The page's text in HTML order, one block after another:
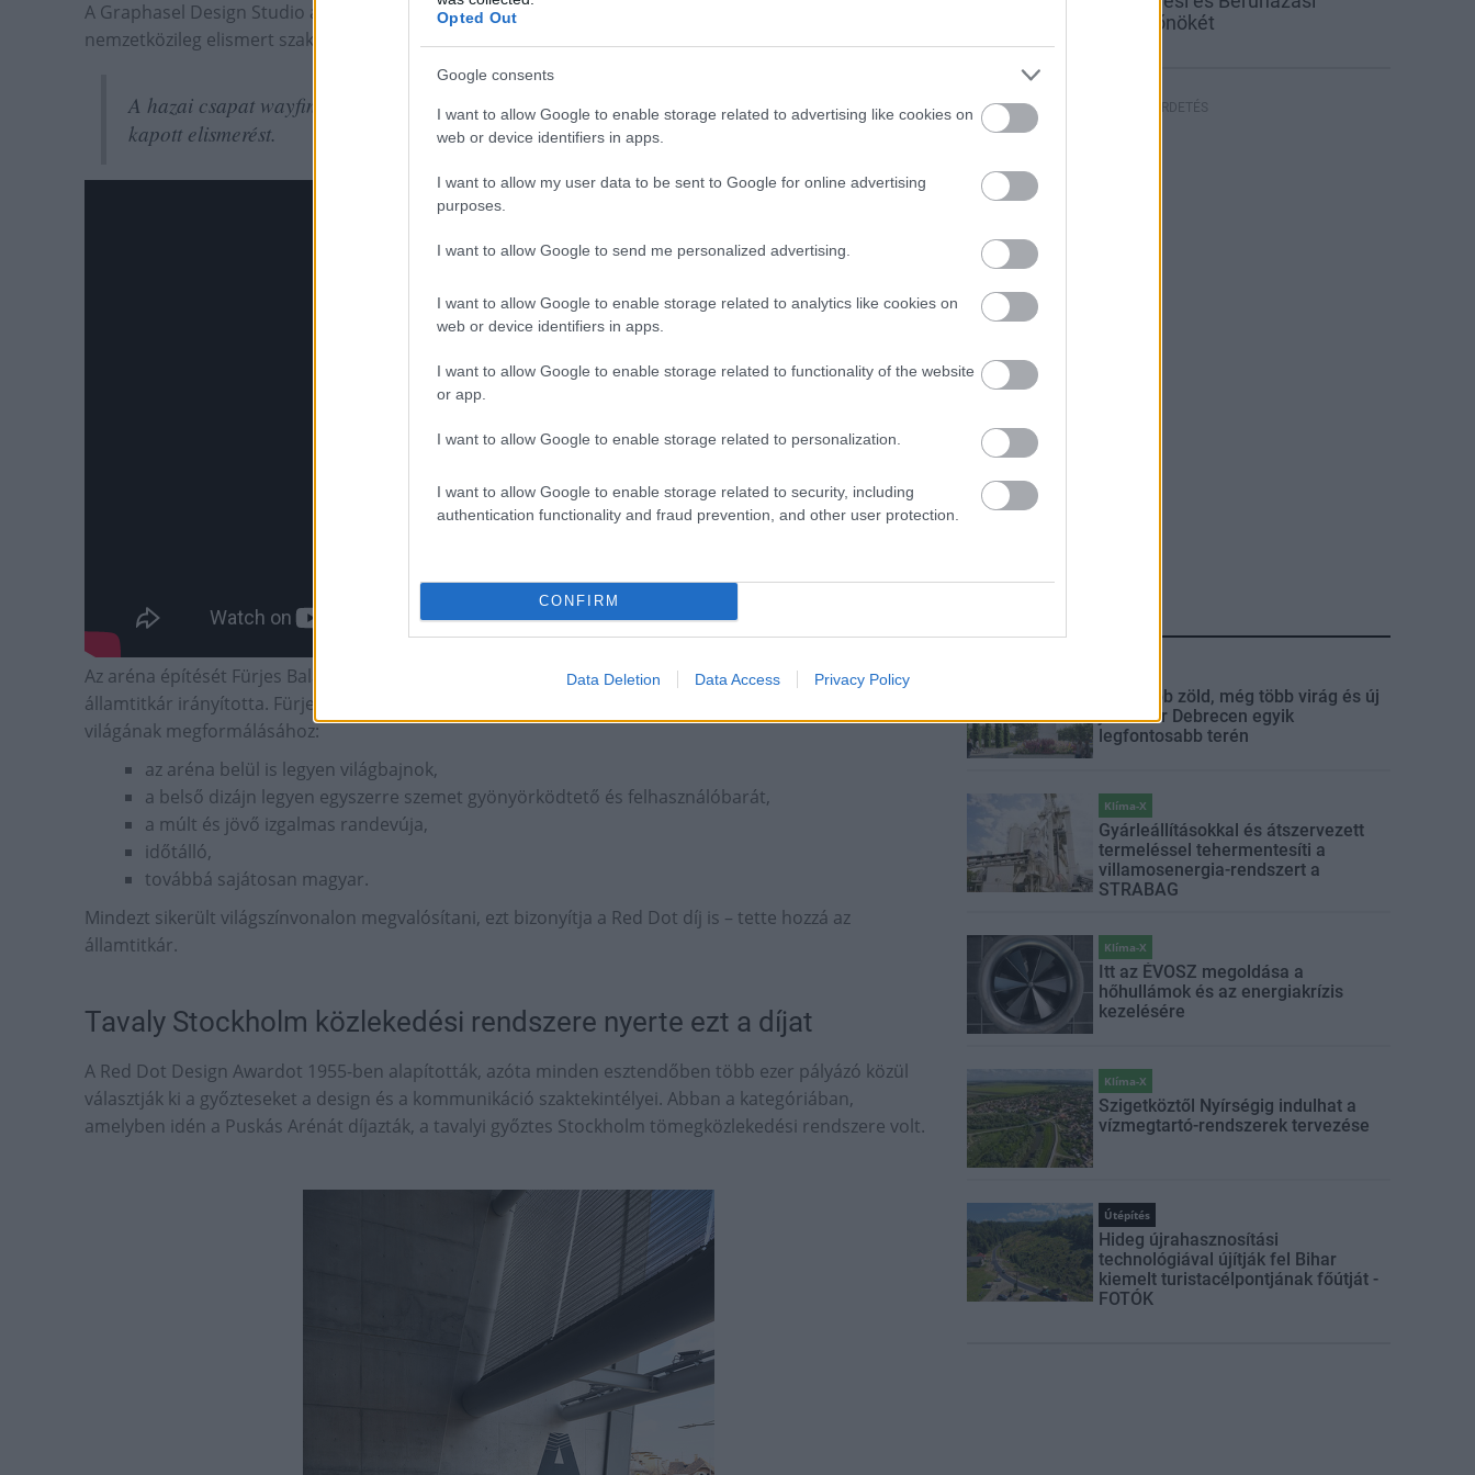
Opted Out
Google consents
I want to allow Google to enable storage related to advertising like cookies on
web or device identifiers in apps.
I want to allow my user data to be sent to Google for online advertising
purposes.
I want to allow Google to send me personalized advertising.
I want to allow Google to enable storage related to analytics like cookies on
web or device identifiers in apps.
I want to allow Google to enable storage related to functionality of the website
or app.
I want to allow Google to enable storage related to personalization.
I want to allow Google to enable storage related to security, including
authentication functionality and fraud prevention, and other user protection.
CONFIRM
Data Deletion Data Access Privacy Policy
A Graphasel Design Studio az ideivel együtt zsinórban harmadjára kapta meg a huszonnégy tagú,
nemzetközileg elismert szaktekintélyekből álló zsűri elismerését.
A hazai csapat wayfinding kategóriában nyert, ahol magyar alkotó eddig még nem
kapott elismerést.
Az aréna építését Fürjes Balázs kormánybiztos, Budapest és az agglomeráció fejlesztéséért felelős
államtitkár irányította. Fürjes Balázs elmondta, öt szempontot adtak a tervezőknek az aréna belső
világának megformálásához:
az aréna belül is legyen világbajnok,
a belső dizájn legyen egyszerre szemet gyönyörködtető és felhasználóbarát,
a múlt és jövő izgalmas randevúja,
időtálló,
továbbá sajátosan magyar.
Mindezt sikerült világszínvonalon megvalósítani, ezt bizonyítja a Red Dot díj is – tette hozzá az
államtitkár.
Tavaly Stockholm közlekedési rendszere nyerte ezt a díjat
A Red Dot Design Awardot 1955-ben alapították, azóta minden esztendőben több ezer pályázó közül
választják ki a győzteseket a design és a kommunikáció szaktekintélyei. Abban a kategóriában,
amelyben idén a Puskás Arénát díjazták, a tavalyi győztes Stockholm tömegközlekedési rendszere volt.
Minisztérium új sajtófőnökét
HIRDETÉS
Még több zöld, még több virág és új
játszótér Debrecen egyik
legfontosabb terén
Klíma-X
Gyárleállításokkal és átszervezett
termeléssel tehermentesíti a
villamosenergia-rendszert a
STRABAG
Klíma-X
Itt az ÉVOSZ megoldása a
hőhullámok és az energiakrízis
kezelésére
Klíma-X
Szigetköztől Nyírségig indulhat a
vízmegtartó-rendszerek tervezése
Útépítés
Hideg újrahasznosítási
technológiával újítják fel Bihar
kiemelt turistacélpontjának főútját -
FOTÓK